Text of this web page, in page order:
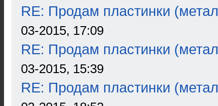
RE: Продам пластинки
03-2015, 17:09
RE: Продам пластинки
03-2015, 15:39
RE: Продам пластинки